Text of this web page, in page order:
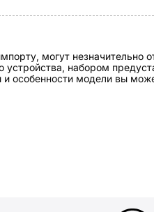
могут незначительно
устройства, набором
особенности модели вы